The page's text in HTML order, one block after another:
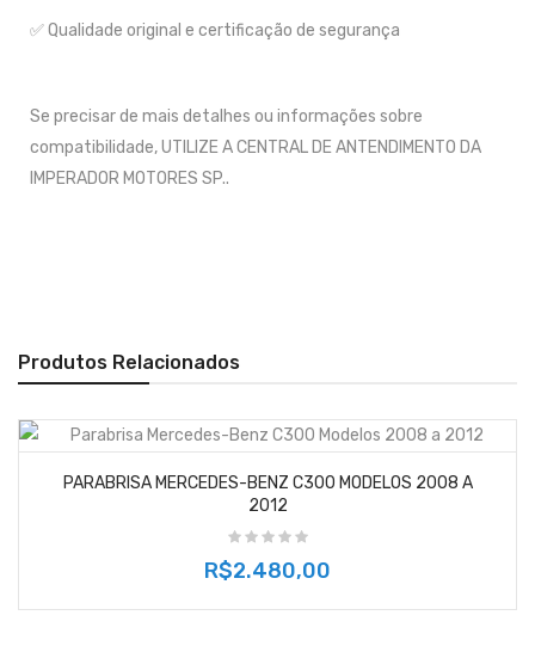
✅ Qualidade original e certificação de segurança
Se precisar de mais detalhes ou informações sobre
compatibilidade, UTILIZE A CENTRAL DE ANTENDIMENTO DA
IMPERADOR MOTORES SP..
Produtos Relacionados
PARABRISA MERCEDES-BENZ C300 MODELOS 2008 A
2012
R$2.480,00